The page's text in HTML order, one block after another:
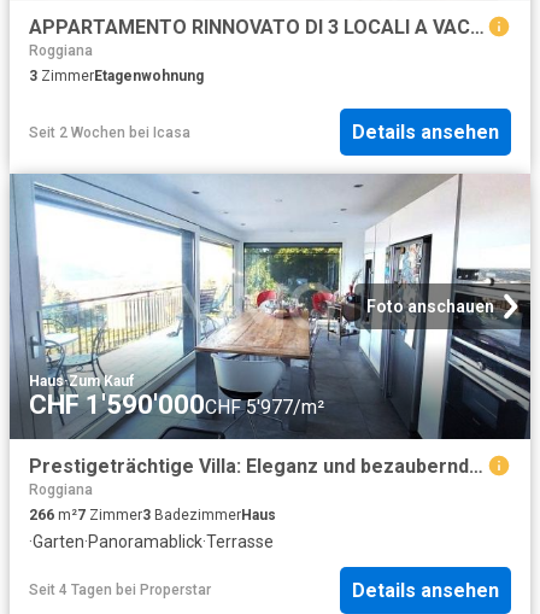
APPARTAMENTO RINNOVATO DI 3 LOCALI A VACALLO
Roggiana
3 ZimmerEtagenwohnung
Seit 2 Wochen bei Icasa Details ansehen
Foto anschauen
Haus·Zum Kauf
CHF 1'590'000CHF 5'977/m²
Prestigeträchtige Villa: Eleganz und bezaubernder Panoramablick
Roggiana
266 m²7 Zimmer3 BadezimmerHaus
·Garten·Panoramablick·Terrasse
Seit 4 Tagen bei Properstar Details ansehen